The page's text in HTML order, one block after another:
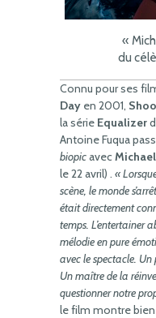
«
du
Connu pour ses
Day en 2001,
la série Equalizer
Antoine Fuqua
biopicavecMichael
le 22 avril) . «
scène, le monde
était directement
temps. L’entertainer
mélodie en pure
avec le spectacle.
Un maître de la
questionner notre
le film montre